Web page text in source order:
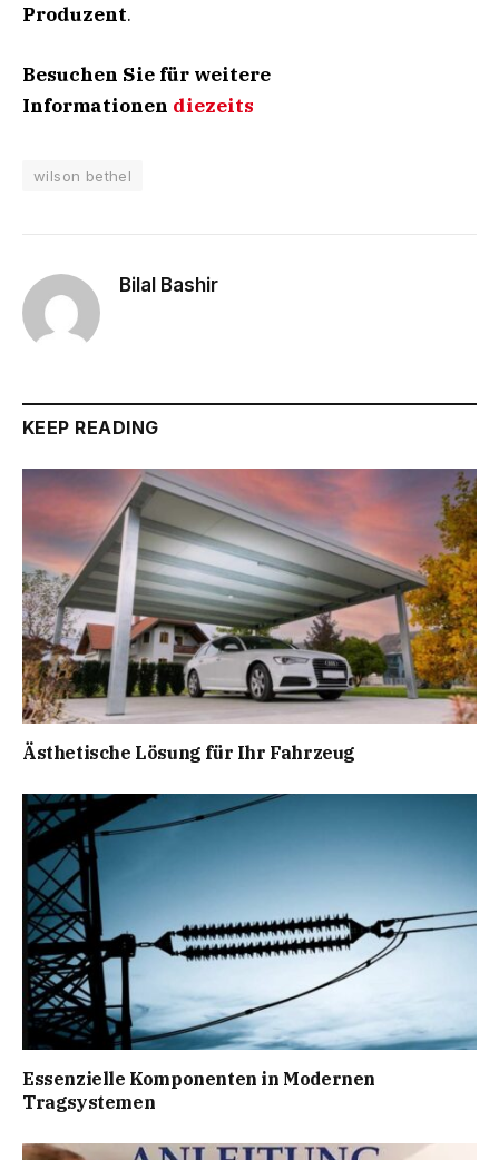
Produzent.
Besuchen Sie für weitere
Informationen diezeits
wilson bethel
Bilal Bashir
KEEP READING
Ästhetische Lösung für Ihr Fahrzeug
Essenzielle Komponenten in Modernen
Tragsystemen